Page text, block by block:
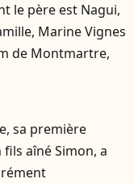
le père est Nagui,
Marine Vignes
de Montmartre,
sa première
aîné Simon, a